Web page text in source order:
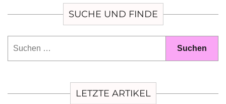
SUCHE UND FINDE
LETZTE ARTIKEL